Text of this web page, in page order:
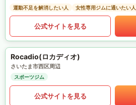
運動不足を解消したい人
女性専用ジムに通いたい人
公式サイトを見る
Rocadio(ロカディオ)
さいたま市西区周辺
スポーツジム
公式サイトを見る